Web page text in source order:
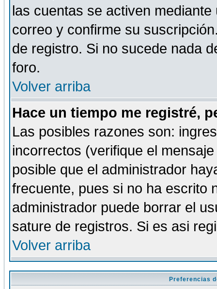
las cuentas se activen
correo y confirme su
de registro. Si no sucede nada
foro.
Volver arriba
Hace un tiempo me registré,
Las posibles razones son:
incorrectos (verifique el
posible que el administrador
frecuente, pues si no ha escrito
administrador puede borrar el
sature de registros. Si es asi
Volver arriba
Preferencias